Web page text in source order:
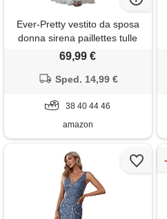
Ever-Pretty vestito da sposa
donna sirena paillettes tulle
petto basso scollo a v senza
maniche stile impero bianco
38
69,99 €
Sped. 14,99 €
38 40 44 46
amazon